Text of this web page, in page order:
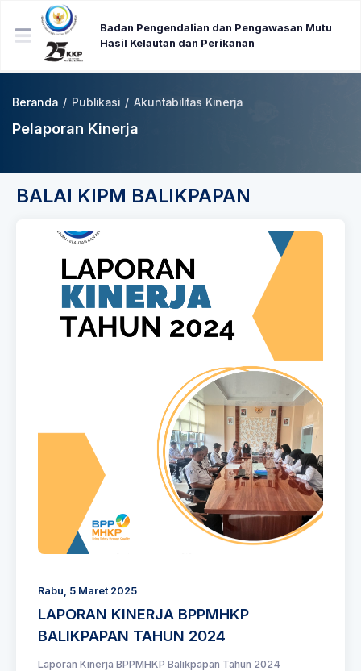
Badan Pengendalian dan Pengawasan Mutu
Hasil Kelautan dan Perikanan
Beranda / Publikasi / Akuntabilitas Kinerja
Pelaporan Kinerja
BALAI KIPM BALIKPAPAN
Rabu, 5 Maret 2025
LAPORAN KINERJA BPPMHKP
BALIKPAPAN TAHUN 2024
Laporan Kinerja BPPMHKP Balikpapan Tahun 2024